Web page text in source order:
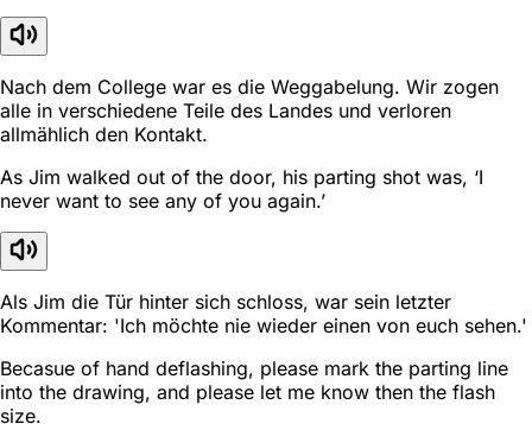
Nach dem College war es die Weggabelung. Wir zogen
alle in verschiedene Teile des Landes und verloren
allmählich den Kontakt.
As Jim walked out of the door, his parting shot was, ‘I
never want to see any of you again.’
Als Jim die Tür hinter sich schloss, war sein letzter
Kommentar: 'Ich möchte nie wieder einen von euch sehen.'
Becasue of hand deflashing, please mark the parting line
into the drawing, and please let me know then the flash
size.